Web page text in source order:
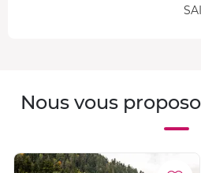
Nous vous